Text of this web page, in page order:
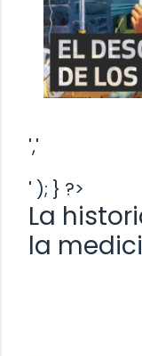
','
' ); } ?>
La
la